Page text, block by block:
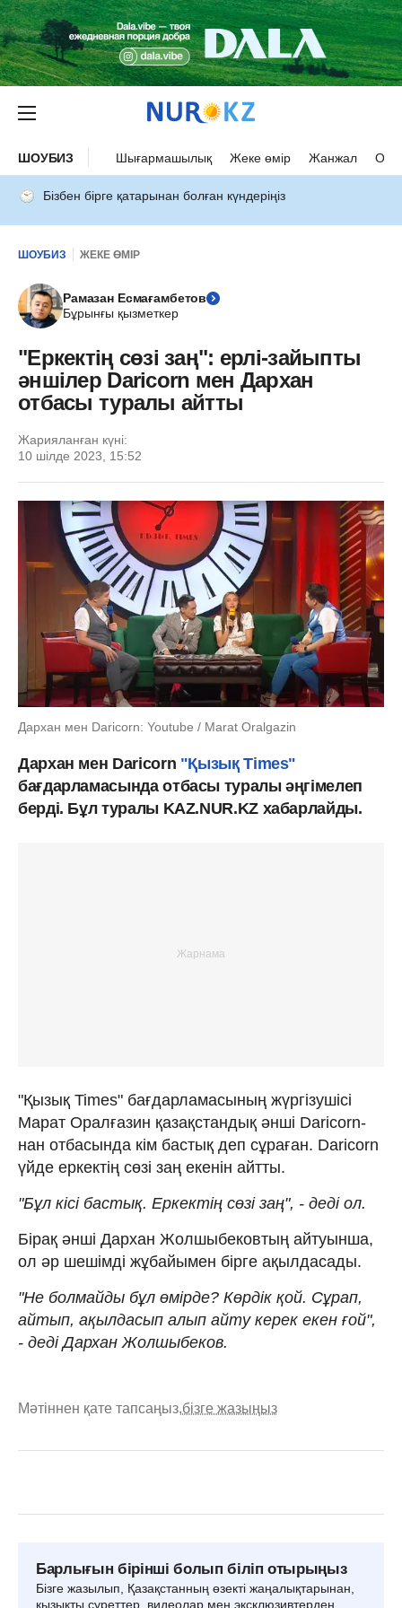
ШОУБИЗ Шығармашылық Жеке өмір Жанжал
Бізбен бірге қатарынан болған күндеріңіз
ШОУБИЗ ЖЕКЕ ӨМІР
Рамазан Есмағамбетов
Бұрынғы қызметкер
"Еркектің сөзі заң": ерлі-зайыпты
әншілер Daricorn мен Дархан
отбасы туралы айтты
Жарияланған күні:
10 шілде 2023, 15:52
Дархан мен Daricorn: Youtube / Marat Oralgazin
Дархан мен Daricorn "Қызық Times"
бағдарламасында отбасы туралы әңгімелеп
берді. Бұл туралы KAZ.NUR.KZ хабарлайды.
"Қызық Times" бағдарламасының жүргізушісі
Марат Оралғазин қазақстандық әнші Daricorn-
нан отбасында кім бастық деп сұраған. Daricorn
үйде еркектің сөзі заң екенін айтты.
"Бұл кісі бастық. Еркектің сөзі заң", - деді ол.
Бірақ әнші Дархан Жолшыбековтың айтуынша,
ол әр шешімді жұбайымен бірге ақылдасады.
"Не болмайды бұл өмірде? Көрдік қой. Сұрап,
айтып, ақылдасып алып айту керек екен ғой",
- деді Дархан Жолшыбеков.
Мәтіннен қате тапсаңыз,бізге жазыңыз
Барлығын бірінші болып біліп отырыңыз
Бізге жазылып, Қазақстанның өзекті жаңалықтарынан,
қызықты суреттер, видеолар мен эксклюзивтерден